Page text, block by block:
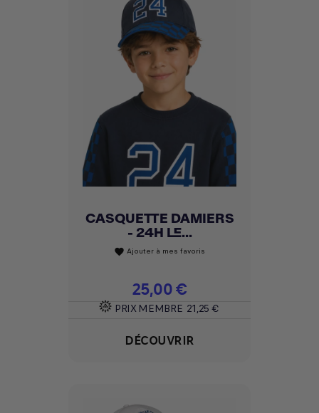
CASQUETTE DAMIERS
- 24H LE...
favorite Ajouter à mes favoris
Prix
25,00 €
PRIX MEMBRE 21,25 €
DÉCOUVRIR